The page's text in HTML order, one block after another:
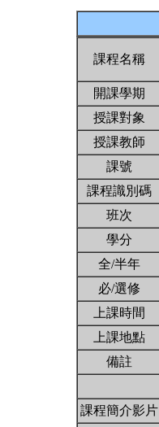
課程名稱
開課學期
授課對象
授課教師
課號
課程識別碼
班次
學分
全/半年
必/選修
上課時間
上課地點
備註
課程簡介影片